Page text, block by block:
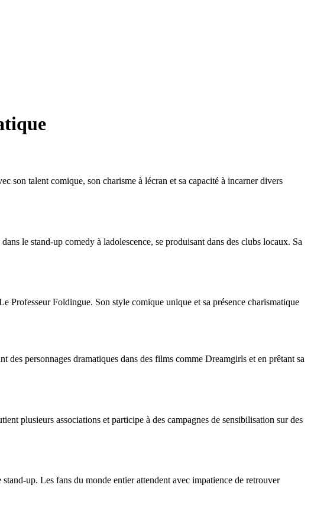
son talent comique, son charisme à lécran et sa capacité à incarner divers
le stand-up comedy à ladolescence, se produisant dans des clubs locaux. Sa
Foldingue. Son style comique unique et sa présence charismatique
personnages dramatiques dans des films comme Dreamgirls et en prêtant sa
plusieurs associations et participe à des campagnes de sensibilisation sur des
up. Les fans du monde entier attendent avec impatience de retrouver